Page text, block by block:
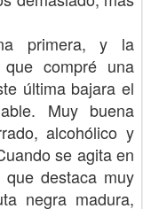
primera, y la
compré una
última bajara el
Muy buena
alcohólico y
se agita en
destaca muy
negra madura,